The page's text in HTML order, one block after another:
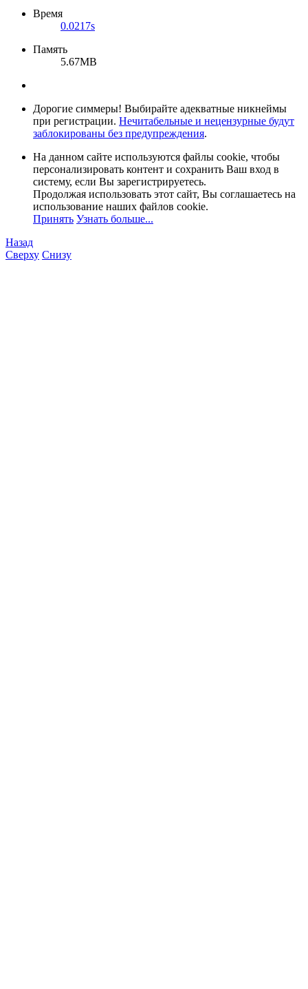
Время
0.0217s
Память
5.67MB
Дорогие симмеры! Выбирайте адекватные никнеймы
при регистрации. Нечитабельные и нецензурные будут
заблокированы без предупреждения.
На данном сайте используются файлы cookie, чтобы
персонализировать контент и сохранить Ваш вход в
систему, если Вы зарегистрируетесь.
Продолжая использовать этот сайт, Вы соглашаетесь на
использование наших файлов cookie.
Принять Узнать больше...
Назад
Сверху Снизу